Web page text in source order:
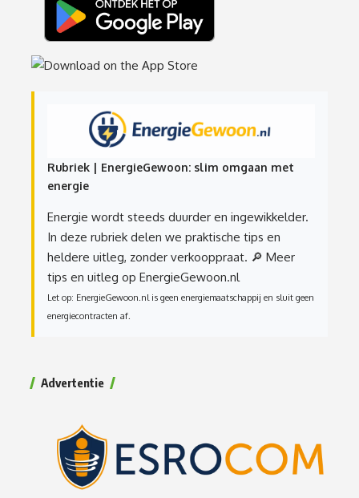
Rubriek | EnergieGewoon: slim omgaan met
energie
Energie wordt steeds duurder en ingewikkelder.
In deze rubriek delen we praktische tips en
heldere uitleg, zonder verkooppraat. 🔎 Meer
tips en uitleg op EnergieGewoon.nl
Let op: EnergieGewoon.nl is geen energiemaatschappij en sluit geen
energiecontracten af.
Advertentie